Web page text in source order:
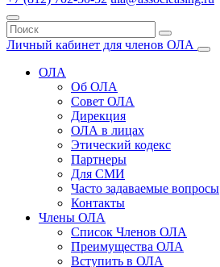
Личный кабинет для членов ОЛА
ОЛА
Об ОЛА
Совет ОЛА
Дирекция
ОЛА в лицах
Этический кодекс
Партнеры
Для СМИ
Часто задаваемые вопросы
Контакты
Члены ОЛА
Список Членов ОЛА
Преимущества ОЛА
Вступить в ОЛА